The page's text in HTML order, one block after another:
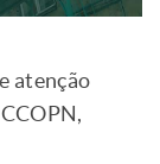
atenção